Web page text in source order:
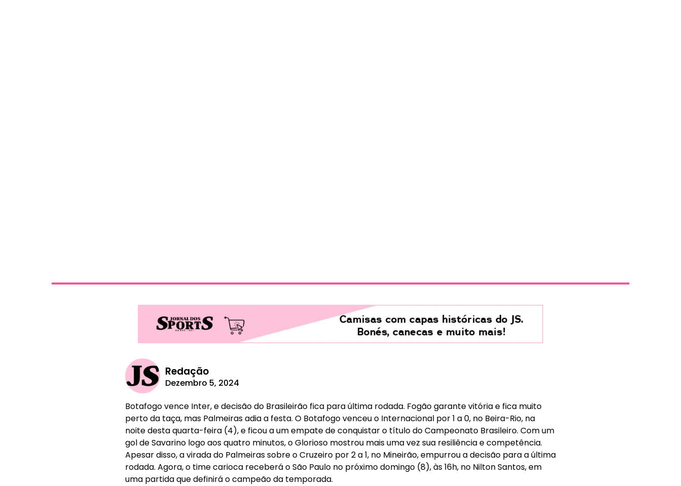
Redação
Dezembro 5, 2024
Botafogo vence Inter, e decisão do Brasileirão fica para última rodada. Fogão garante vitória e fica muito
perto da taça, mas Palmeiras adia a festa. O Botafogo venceu o Internacional por 1 a 0, no Beira-Rio, na
noite desta quarta-feira (4), e ficou a um empate de conquistar o título do Campeonato Brasileiro. Com um
gol de Savarino logo aos quatro minutos, o Glorioso mostrou mais uma vez sua resiliência e competência.
Apesar disso, a virada do Palmeiras sobre o Cruzeiro por 2 a 1, no Mineirão, empurrou a decisão para a última
rodada. Agora, o time carioca receberá o São Paulo no próximo domingo (8), às 16h, no Nilton Santos, em
uma partida que definirá o campeão da temporada.